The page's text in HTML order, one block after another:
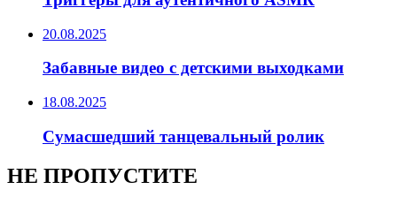
20.08.2025
Забавные видео с детскими выходками
18.08.2025
Сумасшедший танцевальный ролик
НЕ ПРОПУСТИТЕ